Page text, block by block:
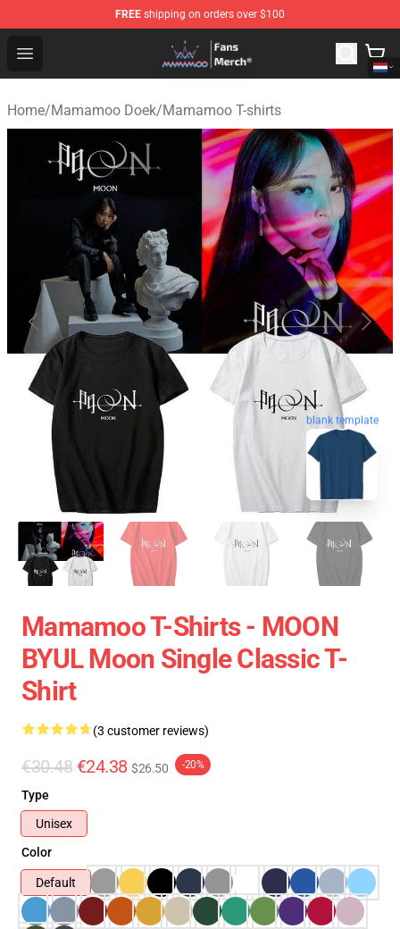
FREE shipping on orders over $100
Open menu
Mamamoo Store - Official Mamamoo Merchandise Shop
Home/Mamamoo Doek/Mamamoo T-shirts
blank template
Mamamoo T-Shirts - MOON
BYUL Moon Single Classic T-
Shirt
(3 customer reviews)
€30.48 €24.38 $26.50 -20%
Type
Unisex
Color
Default